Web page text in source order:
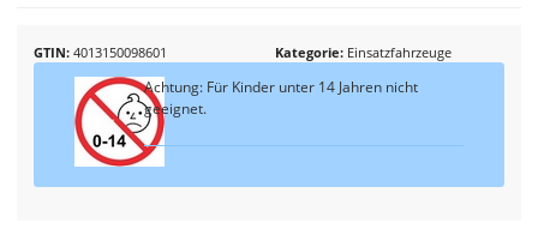
GTIN 4013150098601 Kategorie Einsatzfahrzeuge
Achtung: Für Kinder unter 14 Jahren nicht
geeignet.